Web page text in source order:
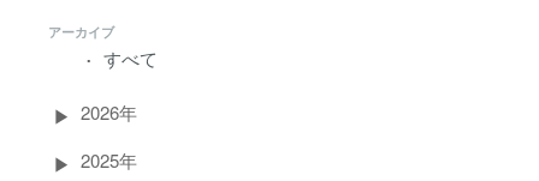
アーカイブ
すべて
2026年
2025年